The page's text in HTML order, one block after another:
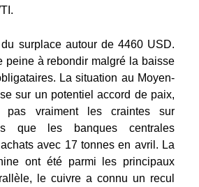
du surplace autour de 4460 USD.
peine à rebondir malgré la baisse
La situation au Moyen-
sur un potentiel accord de paix,
pas vraiment les craintes sur
que les banques centrales
avec 17 tonnes en avril. La
ont été parmi les principaux
le cuivre a connu un recul